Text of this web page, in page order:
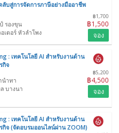
บสู่การจัดการภาษีอย่างมืออาชีพ
฿1,700
฿1,500
รองขุน
เตอร์ หัวลำโพง
จอง
: เทคโนโลยี AI สำหรับงานด้าน
กิจ
฿5,200
฿4,500
นำทา
บางนา
จอง
: เทคโนโลยี AI สำหรับงานด้าน
จ (จัดอบรมออนไลน์ผ่าน ZOOM)